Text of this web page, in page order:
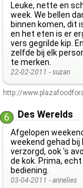
Leuke, nette en
week. We bellen
binnen komen, dit
en het eten is er
vers gegrilde kip.
zelfde bij elk
te merken.
22-02-2011 - suzan
http://
6 Des Werelds
Afgelopen
weekend gehad
verzorgd, ook 's
de kok. Prima,
bediening.
03-04-2011 - annelies